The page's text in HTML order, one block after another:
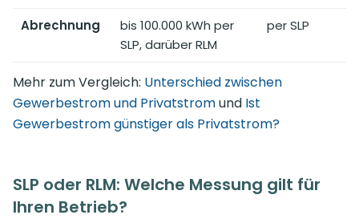
Abrechnung
bis 100.000 kWh per
SLP, darüber RLM
per SLP
Mehr zum Vergleich: Unterschied zwischen
Gewerbestrom und Privatstromund Ist
Gewerbestrom günstiger als Privatstrom?
SLP oder RLM: Welche Messung gilt für
Ihren Betrieb?